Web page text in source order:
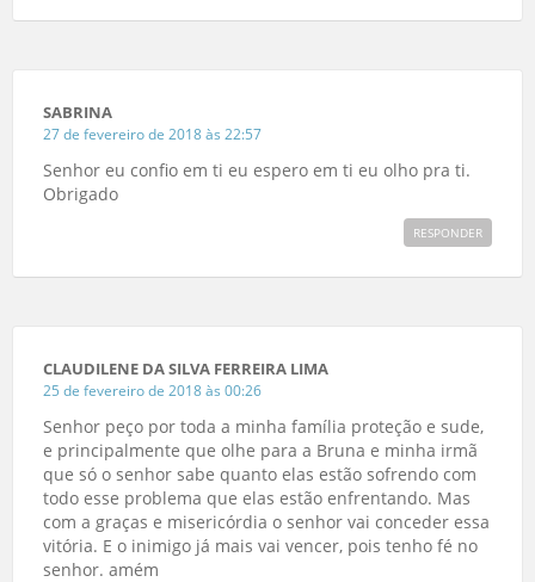
SABRINA
27 de fevereiro de 2018 às 22:57
Senhor eu confio em ti eu espero em ti eu olho pra ti.
Obrigado
RESPONDER
CLAUDILENE DA SILVA FERREIRA LIMA
25 de fevereiro de 2018 às 00:26
Senhor peço por toda a minha família proteção e sude,
e principalmente que olhe para a Bruna e minha irmã
que só o senhor sabe quanto elas estão sofrendo com
todo esse problema que elas estão enfrentando. Mas
com a graças e misericórdia o senhor vai conceder essa
vitória. E o inimigo já mais vai vencer, pois tenho fé no
senhor. amém